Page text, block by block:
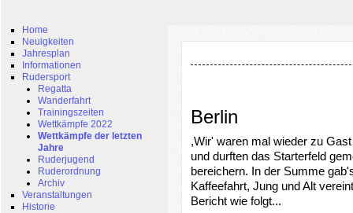
Home
Neuigkeiten
Jahresplan
Informationen
Rudersport
Regatta
Wanderfahrt
Trainingszeiten
Wettkämpfe 2022
Wettkämpfe der letzten
Jahre
Ruderjugend
Ruderordnung
Archiv
Veranstaltungen
Historie
Berlin
,Wir' waren mal wieder zu
und durften das Starterfeld
bereichern. In der Summe
Kaffeefahrt, Jung und Alt
Bericht wie folgt...